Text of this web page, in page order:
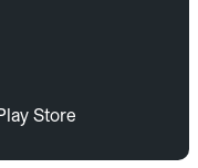
Store